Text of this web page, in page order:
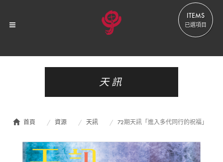
ITEMS
已選項目
天訊
首頁 資源 天訊 72期天訊「進入多代同行的祝福」